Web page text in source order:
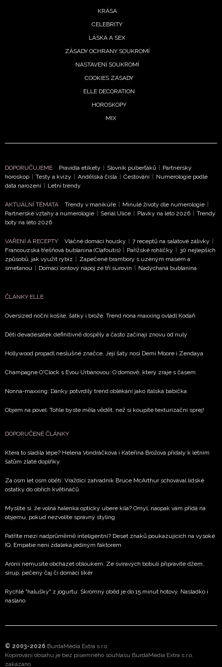
KRÁSA
CELEBRITY
LÁSKA A SEX
ZÁSADY OCHRANY SOUKROMÍ
NASTAVENÍ SOUKROMÍ
COOKIES ZÁSADY
ELLE DECORATION
HOROSKOPY
MIX
DOPORUČUJEME Pravidla etikety | Slovník puberťáků | Partnerský
horoskop | Testy a kvízy | Andělská čísla | Cestování | Numerologie podle
data narození | Letní trendy
AKTUÁLNÍ TÉMATA Trendy v manikúře | Minulé životy dle numerologie |
Partnerské vztahy a numerologie | Seriál Ulice | Plavky na léto 2026 | Trendy
boty na léto 2026
VAŘENÍ A RECEPTY Vláčné domácí housky | 7 receptů na salátové zálivky |
Francouzská třešňová bublanina (Clafoutis) | Pařížské rohlíčky | 30 nejlepších
způsobů, jak využít rybíz | Zapečené brambory s uzeným masem a
smetanou | Domácí iontový nápoj ze tří surovin | Nadýchaná bublanina
ČLÁNKY ELLE
Oversized noční košile, šátky i brože. Trend nona maxxing ovládl Kodaň
Děti devadesátek definitivně dospěly a často začínají znovu od nuly
Hollywood propadl neslušné značce. Její šaty nosí Demi Moore i Zendaya
Champagne O'Clock s Evou Urbanovou: O domově, který zraje s časem
Nonna-maxxing: Dánky potvrdily trend oblékání jako italská babička
Objem na povel: Tohle byste měla vědět, než si koupíte texturizační sprej!
DOPORUČENÉ ČLÁNKY
Která to sladila lépe? Helena Vondráčková i Kateřina Brožová přidaly k letním
šatům zlaté doplňky
Za osm let osm obětí: Vraždící zahradník Bruce McArthur schovával lidské
ostatky do obřích květináčů
Myslíte si, že volná halenka opticky ubere kila? Omyl, naopak vám přidá na
objemu, pokud nezvolíte správný styling
Patříte mezi nadprůměrně inteligentní? Deset znaků poukazujících na vysoké
IQ. Empatie není zdaleka jediným faktorem
Arónii nemusíte obcházet obloukem. Ze svíravých bobulí připravíte džem,
sirup, pečený čaj či domácí likér
Rychlé "halušky" z jogurtu: Skromný oběd je do 15 minut hotový. Nasladko i
naslano
© 2003-2026 BurdaMedia Extra s.r.o.
Kopírování obsahu je bez písemného souhlasu BurdaMedia Extra s.r.o.
zakázáno